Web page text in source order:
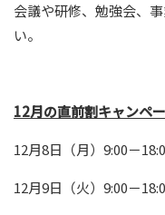
会議や研修、勉強会、
い。
12月の直前割キャンペ
12月8日（月）9:00－
12月9日（火）9:00－